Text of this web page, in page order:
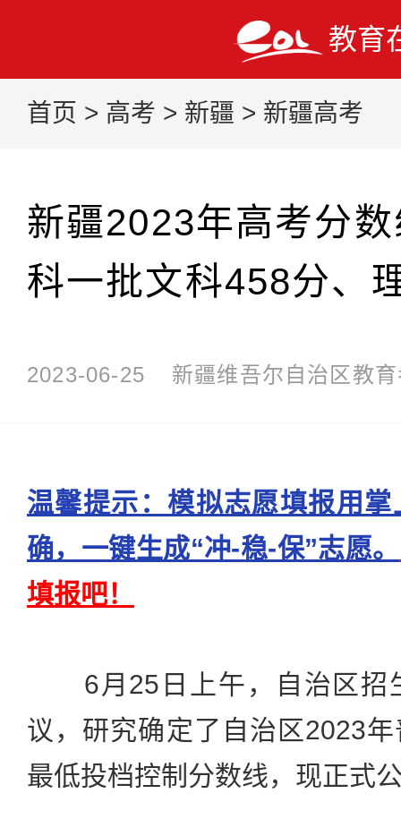
教育
首页 > 高考 > 新疆 > 新疆高考
新疆2023年高考分
科一批文科458分、
2023-06-25 新疆维吾尔自治区教
温馨提示：模拟志愿填报用
确，一键生成“冲-稳-保”志愿。
填报吧！
6月25日上午，自治区招
议，研究确定了自治区2023
最低投档控制分数线，现正式